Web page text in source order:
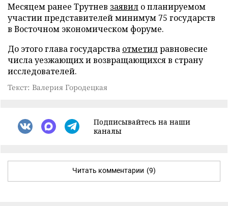
Месяцем ранее Трутнев заявил о планируемом
участии представителей минимум 75 государств
в Восточном экономическом форуме.
До этого глава государства отметилравновесие
числа уезжающих и возвращающихся в страну
исследователей.
Текст: Валерия Городецкая
Подписывайтесь на наши
каналы
Читать комментарии (9)